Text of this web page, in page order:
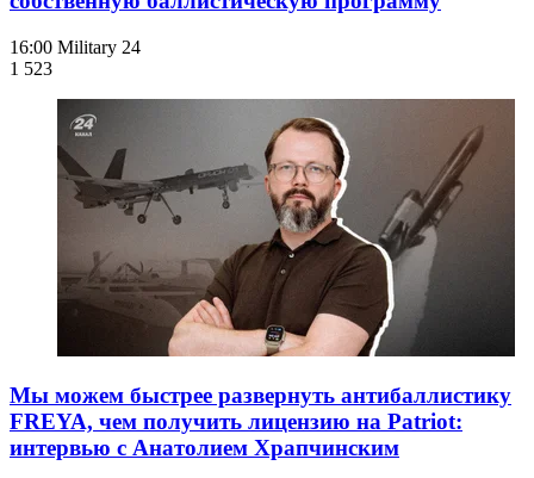
16:00 Military 24
1 523
Мы можем быстрее развернуть антибаллистику
FREYA, чем получить лицензию на Patriot:
интервью с Анатолием Храпчинским